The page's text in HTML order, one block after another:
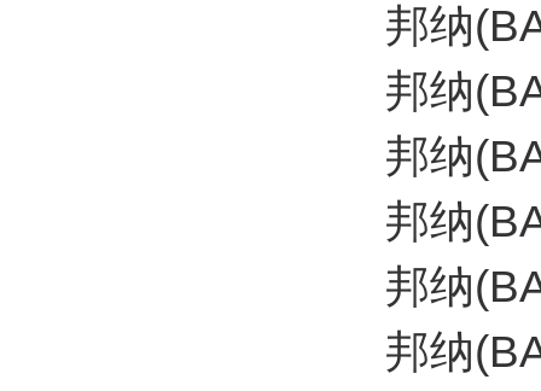
邦纳
邦纳
邦纳
邦纳
邦纳
邦纳